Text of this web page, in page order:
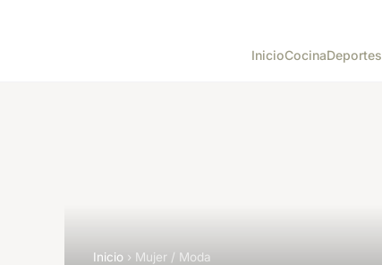
InicioCocinaDeportes
Inicio › Mujer / Moda